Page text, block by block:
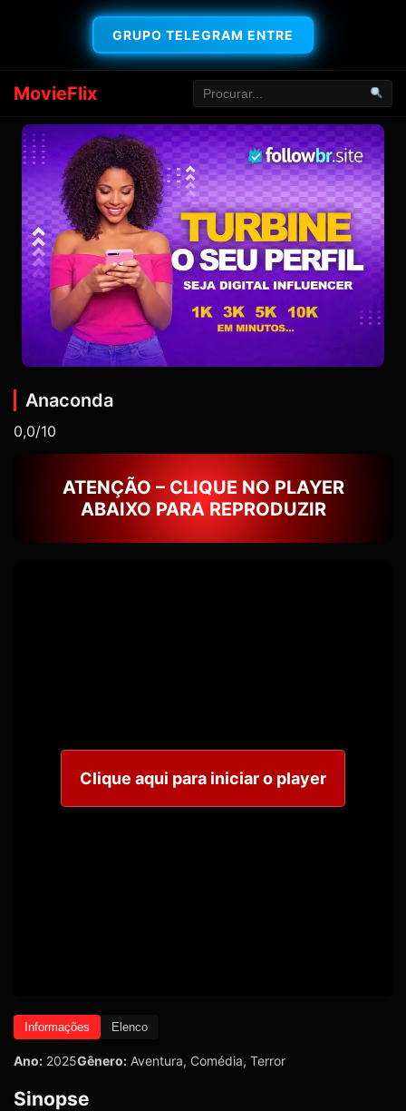
GRUPO TELEGRAM ENTRE
MovieFlix
Anaconda
0,0/10
ATENÇÃO – CLIQUE NO PLAYER
ABAIXO PARA REPRODUZIR
Clique aqui para iniciar o player
Informações Elenco
Ano: 2025Gênero: Aventura, Comédia, Terror
Sinopse